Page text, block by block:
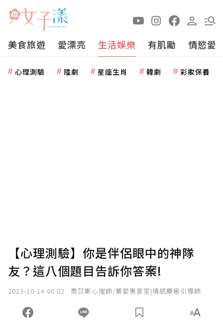
美食旅遊 愛漂亮 生活娛樂 有肌勵 情慾愛
心理測驗 陸劇 星座生肖 韓劇 彩妝保養
【心理測驗】你是伴侶眼中的神隊
友？這八個題目告訴你答案!
2023-10-14 00:02 喬苡斯心理師/蓁愛惠客室|情感療癒引導師